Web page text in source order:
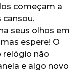
começam a
cansou.
seus olhos em
espere! O
relógio não
e algo novo